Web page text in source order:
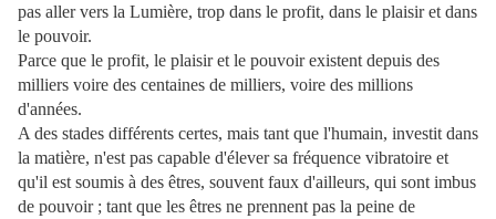
pas aller vers la Lumière, trop dans le profit, dans le plaisir et dans
le pouvoir.
Parce que le profit, le plaisir et le pouvoir existent depuis des
milliers voire des centaines de milliers, voire des millions
d'années.
A des stades différents certes, mais tant que l'humain, investit dans
la matière, n'est pas capable d'élever sa fréquence vibratoire et
qu'il est soumis à des êtres, souvent faux d'ailleurs, qui sont imbus
de pouvoir ; tant que les êtres ne prennent pas la peine de